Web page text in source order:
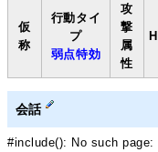
仮
称
行動タイ
プ
弱点特効
攻
撃
属
性
会話
#include(): No such page: